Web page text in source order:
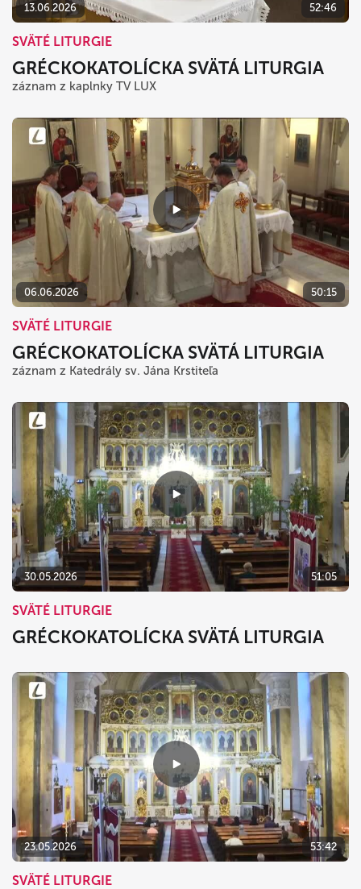
13.06.2026 52:46
SVÄTÉ LITURGIE
GRÉCKOKATOLÍCKA SVÄTÁ LITURGIA
záznam z kaplnky TV LUX
06.06.2026 50:15
SVÄTÉ LITURGIE
GRÉCKOKATOLÍCKA SVÄTÁ LITURGIA
záznam z Katedrály sv. Jána Krstiteľa
30.05.2026 51:05
SVÄTÉ LITURGIE
GRÉCKOKATOLÍCKA SVÄTÁ LITURGIA
23.05.2026 53:42
SVÄTÉ LITURGIE